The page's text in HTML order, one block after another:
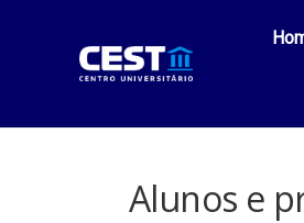
Alunos e